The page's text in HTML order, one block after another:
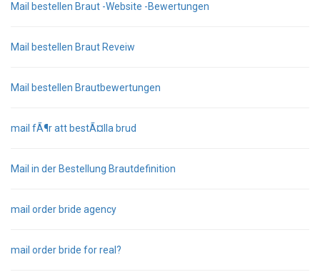
Mail bestellen Braut -Website -Bewertungen
Mail bestellen Braut Reveiw
Mail bestellen Brautbewertungen
mail fÃ¶r att bestÃ¤lla brud
Mail in der Bestellung Brautdefinition
mail order bride agency
mail order bride for real?